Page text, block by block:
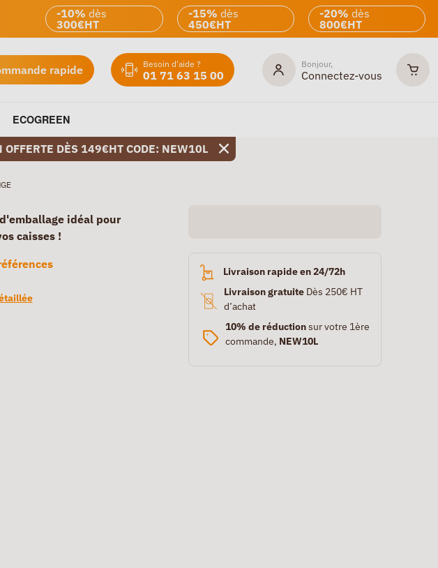
-10% dès
300€HT
-15% dès
450€HT
-20% dès
800€HT
rapide Besoin d'aide ?
01 71 63 15 00
Bonjour,
Connectez-vous
ECOGREEN
DÈS 149€HT CODE: NEW10L
idéal pour
caisses !
Livraison rapide en 24/72h
Livraison gratuiteDès 250€ HT
d’achat
10% de réductionsur votre 1ère
commande, NEW10L